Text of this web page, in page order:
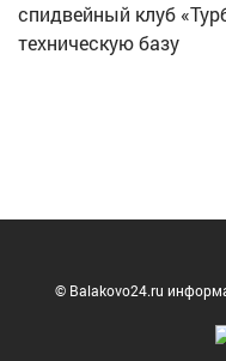
спидвейный клуб
техническую базу
© Balakovo24.ru